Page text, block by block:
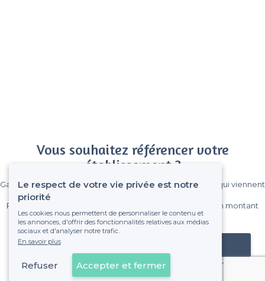
Vous souhaitez référencer votre
établissement ?
Gagnez de nombreux clients parmi le million de visiteurs qui viennent
Pas de commissions et sans engagement, vous payez un montant
fixe sans risque de voir déraper la facture.
Référencer mon établissement
Déjà client
Le respect de votre vie privée est notre
priorité
Les cookies nous permettent de personnaliser le contenu et
les annonces, d'offrir des fonctionnalités relatives aux médias
sociaux et d'analyser notre trafic.
En savoir plus
Refuser Accepter et fermer